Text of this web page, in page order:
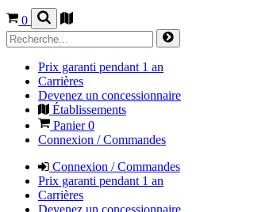
0
Prix garanti pendant 1 an
Carrières
Devenez un concessionnaire
Établissements
Panier0
Connexion / Commandes
Connexion / Commandes
Prix garanti pendant 1 an
Carrières
Devenez un concessionnaire